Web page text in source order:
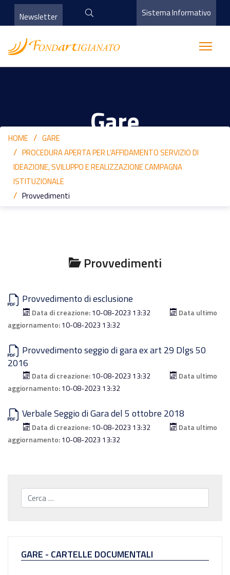
Newsletter Sistema Informativo
Gare
HOME
GARE
PROCEDURA APERTA PER L’AFFIDAMENTO SERVIZIO DI
IDEAZIONE, SVILUPPO E REALIZZAZIONE CAMPAGNA
ISTITUZIONALE
Provvedimenti
Provvedimenti
Provvedimento di esclusione
Data di creazione:10-08-2023 13:32
Data ultimo
aggiornamento:10-08-2023 13:32
Provvedimento seggio di gara ex art 29 Dlgs 50
2016
Data di creazione:10-08-2023 13:32
Data ultimo
aggiornamento:10-08-2023 13:32
Verbale Seggio di Gara del 5 ottobre 2018
Data di creazione:10-08-2023 13:32
Data ultimo
aggiornamento:10-08-2023 13:32
Cerca...
GARE - CARTELLE DOCUMENTALI